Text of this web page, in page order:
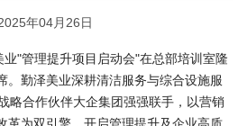
年04月26日
"管理提升项目启动会"在总部培训室隆
。勤泽美业深耕清洁服务与综合设施服
略合作伙伴大企集团强强联手，以营销